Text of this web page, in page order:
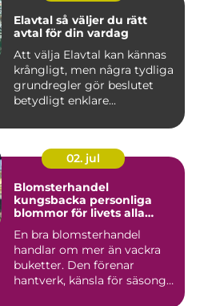
Elavtal så väljer du rätt
avtal för din vardag
Att välja Elavtal kan kännas
krångligt, men några tydliga
grundregler gör beslutet
betydligt enklare...
02. jul
Blomsterhandel
kungsbacka personliga
blommor för livets alla
En bra blomsterhandel
handlar om mer än vackra
buketter. Den förenar
hantverk, känsla för säsong